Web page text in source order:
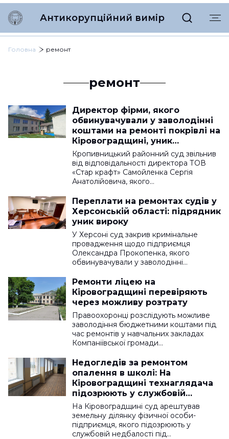
Антикорупційний вимір
Головна ремонт
ремонт
Директор фірми, якого
обвинувачували у заволодінні
коштами на ремонті покрівлі на
Кіровоградщині, уник
покарання
Кропивницький районний суд звільнив
від відповідальності директора ТОВ
«Стар крафт» Самойленка Сергія
Анатолійовича, якого…
Переплати на ремонтах судів у
Херсонській області: підрядник
уник вироку
У Херсоні суд закрив кримінальне
провадження щодо підприємця
Олександра Прокопенка, якого
обвинувачували у заволодінні…
Ремонти ліцею на
Кіровоградщині перевіряють
через можливу розтрату
Правоохоронці розслідують можливе
заволодіння бюджетними коштами під
час ремонтів у навчальних закладах
Компаніївської громади…
Недогледів за ремонтом
опалення в школі: На
Кіровоградщині технаглядача
підозрюють у службовій
недбалості
На Кіровоградщині суд арештував
земельну ділянку фізичної особи-
підприємця, якого підозрюють у
службовій недбалості під…